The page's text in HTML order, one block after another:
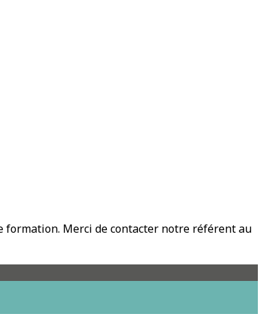
formation. Merci de contacter notre référent au